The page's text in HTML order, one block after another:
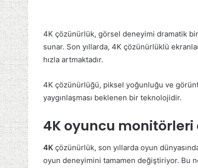
4K çözünürlük, görsel deneyimi dramatik
sunar. Son yıllarda, 4K çözünürlüklü
hızla artmaktadır.
4K çözünürlüğü, piksel yoğunluğu ve
yaygınlaşması beklenen bir teknolojidir.
4K oyuncu
4K çözünürlük, son yıllarda oyun
oyun deneyimini tamamen değiştiriyor. Bu